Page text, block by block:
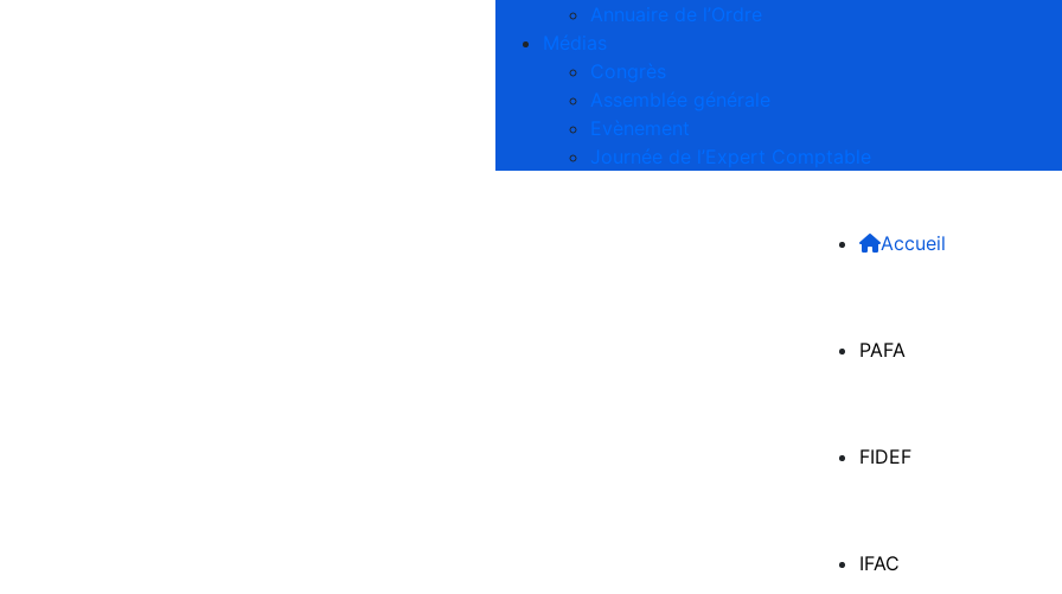
Annuaire de l’Ordre
Médias
Congrès
Assemblée générale
Evènement
Journée de l’Expert Comptable
Accueil
PAFA
FIDEF
IFAC